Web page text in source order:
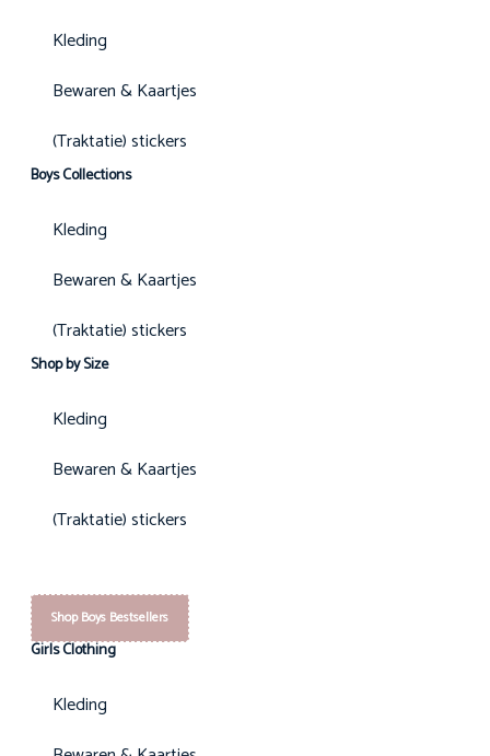
Kleding
Bewaren & Kaartjes
(Traktatie) stickers
Boys Collections
Kleding
Bewaren & Kaartjes
(Traktatie) stickers
Shop by Size
Kleding
Bewaren & Kaartjes
(Traktatie) stickers
Shop Boys Bestsellers
Girls Clothing
Kleding